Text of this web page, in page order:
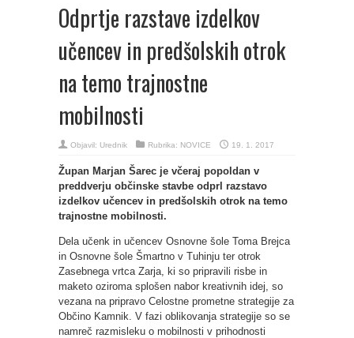
Odprtje razstave izdelkov
učencev in predšolskih otrok
na temo trajnostne
mobilnosti
Objavil: Urednik Rubrika: NOVICE 19. 1. 2017
Župan Marjan Šarec je včeraj popoldan v
preddverju občinske stavbe odprl razstavo
izdelkov učencev in predšolskih otrok na temo
trajnostne mobilnosti.
Dela učenk in učencev Osnovne šole Toma Brejca
in Osnovne šole Šmartno v Tuhinju ter otrok
Zasebnega vrtca Zarja, ki so pripravili risbe in
maketo oziroma splošen nabor kreativnih idej, so
vezana na pripravo Celostne prometne strategije za
Občino Kamnik. V fazi oblikovanja strategije so se
namreč razmisleku o mobilnosti v prihodnosti